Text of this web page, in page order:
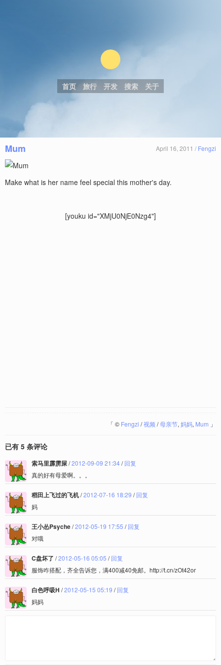
首页 旅行 开发 搜索 关于
Mum April 16, 2011 / Fengzi
Make what is her name feel special this mother's day.
[youku id="XMjU0NjE0Nzg4"]
「 © Fengzi /视频/母亲节, 妈妈, Mum 」
已有 5 条评论
索马里霹雳屎/2012-09-09 21:34/回复
真的好有母爱啊。。。
稻田上飞过的飞机/2012-07-16 18:29 /回复
妈
王小怂Psyche/2012-05-19 17:55 /回复
对哦
C盘坏了 /2012-05-16 05:05 /回复
服饰咋搭配，齐全告诉您，满400减40免邮。http://t.cn/zOt42or
白色呼吸H /2012-05-15 05:19 /回复
妈妈